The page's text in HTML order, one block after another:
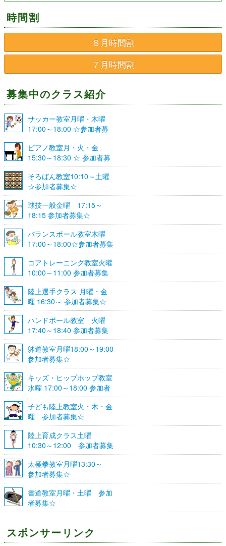
時間割
８月時間割
７月時間割
募集中のクラス紹介
サッカー教室月曜・木曜
17:00～18:00 ☆参加者募
集☆
ピアノ教室月・火・金
15:30～18:30 ☆ 参加者募
集☆
そろばん教室10:10～土曜
☆参加者募集☆
球技一般金曜 17:15～
18:15 参加者募集☆
バランスボール教室木曜
17:00～18:00☆参加者募集
☆
コアトレーニング教室火曜
10:00～11:00 参加者募集
陸上選手クラス 月曜・金
曜 16:30～ 参加者募集☆
ハンドボール教室 火曜
17:40～18:40 参加者募集
☆
躰道教室月曜18:00～19:00
参加者募集☆
キッズ・ヒップホップ教室
水曜 17:00～18:00 参加者
募集☆
子ども陸上教室火・木・金
曜 参加者募集☆
陸上育成クラス土曜
10:30～12:00 参加者募集
☆
太極拳教室月曜13:30～
参加者募集☆
書道教室月曜・土曜 参加
者募集☆
スポンサーリンク